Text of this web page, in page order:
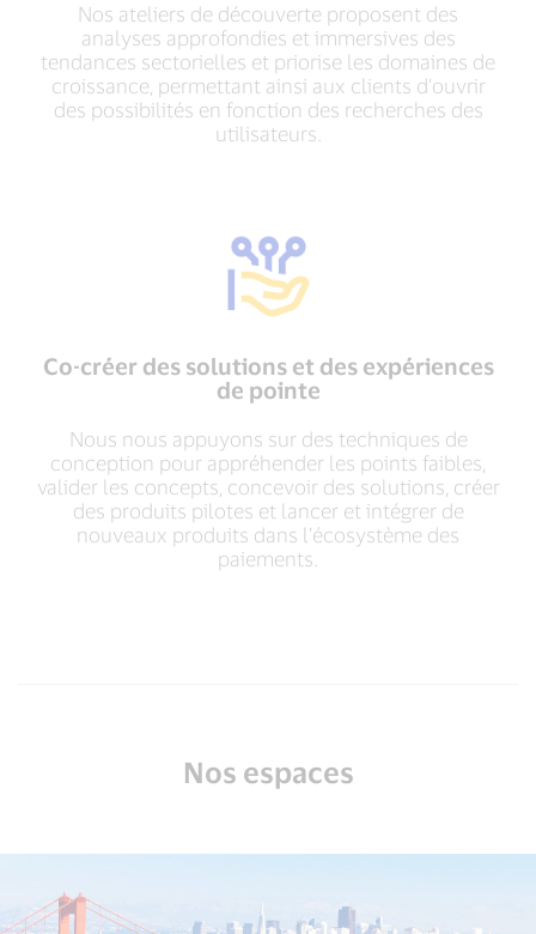
Nos ateliers de découverte proposent des
analyses approfondies et immersives des
tendances sectorielles et priorise les domaines de
croissance, permettant ainsi aux clients d’ouvrir
des possibilités en fonction des recherches des
utilisateurs.
Co-créer des solutions et des expériences
de pointe
Nous nous appuyons sur des techniques de
conception pour appréhender les points faibles,
valider les concepts, concevoir des solutions, créer
des produits pilotes et lancer et intégrer de
nouveaux produits dans l’écosystème des
paiements.
Nos espaces